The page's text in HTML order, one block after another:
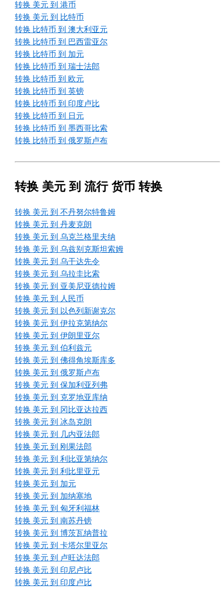
转换 美元 到 港币
转换 美元 到 比特币
转换 比特币 到 澳大利亚元
转换 比特币 到 巴西雷亚尔
转换 比特币 到 加元
转换 比特币 到 瑞士法郎
转换 比特币 到 欧元
转换 比特币 到 英镑
转换 比特币 到 印度卢比
转换 比特币 到 日元
转换 比特币 到 墨西哥比索
转换 比特币 到 俄罗斯卢布
转换 美元 到 流行 货币 转换
转换 美元 到 不丹努尔特鲁姆
转换 美元 到 丹麦克朗
转换 美元 到 乌克兰格里夫纳
转换 美元 到 乌兹别克斯坦索姆
转换 美元 到 乌干达先令
转换 美元 到 乌拉圭比索
转换 美元 到 亚美尼亚德拉姆
转换 美元 到 人民币
转换 美元 到 以色列新谢克尔
转换 美元 到 伊拉克第纳尔
转换 美元 到 伊朗里亚尔
转换 美元 到 伯利兹元
转换 美元 到 佛得角埃斯库多
转换 美元 到 俄罗斯卢布
转换 美元 到 保加利亚列弗
转换 美元 到 克罗地亚库纳
转换 美元 到 冈比亚达拉西
转换 美元 到 冰岛克朗
转换 美元 到 几内亚法郎
转换 美元 到 刚果法郎
转换 美元 到 利比亚第纳尔
转换 美元 到 利比里亚元
转换 美元 到 加元
转换 美元 到 加纳塞地
转换 美元 到 匈牙利福林
转换 美元 到 南苏丹镑
转换 美元 到 博茨瓦纳普拉
转换 美元 到 卡塔尔里亚尔
转换 美元 到 卢旺达法郎
转换 美元 到 印尼卢比
转换 美元 到 印度卢比